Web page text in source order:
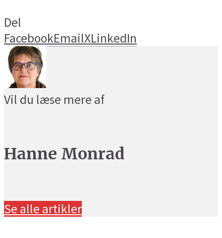
Del
FacebookEmailXLinkedIn
Vil du læse mere af
Hanne Monrad
Se alle artikler